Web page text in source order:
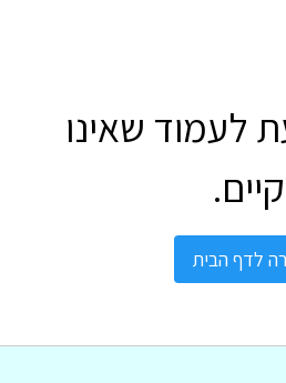
לעמוד שאינו
קיים.
לדף הבית